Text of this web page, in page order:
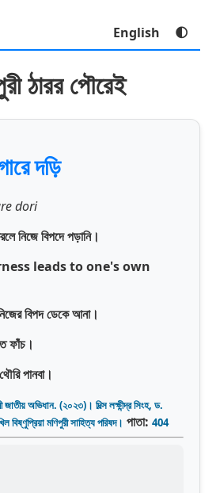
English 🌓
ঠারর পৌরেই
দড়ি
dori
নিজে বিপদে পড়ানি।
leads to one's own
বিপদ ডেকে আনা।
ফাঁচ।
পানবা।
জাতীয় অভিধান. (২০২৩)। দিল্স লক্ষীন্দ্র সিংহ, ড.
বিষ্ণুপ্রিয়া মণিপুরী সাহিত্য পরিষদ। পাতা: 404